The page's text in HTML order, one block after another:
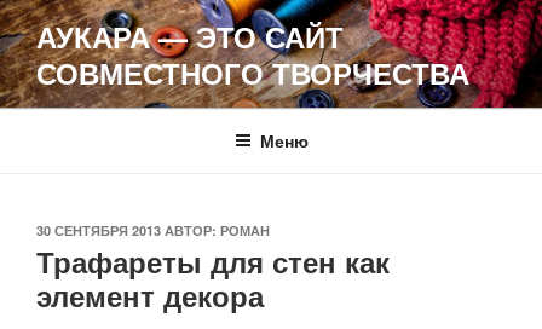
Перейти
к
содержимому
АУКАРА — ЭТО САЙТ
СОВМЕСТНОГО ТВОРЧЕСТВА
Меню
ОПУБЛИКОВАНО
30 СЕНТЯБРЯ 2013 АВТОР: РОМАН
Трафареты для стен как
элемент декора